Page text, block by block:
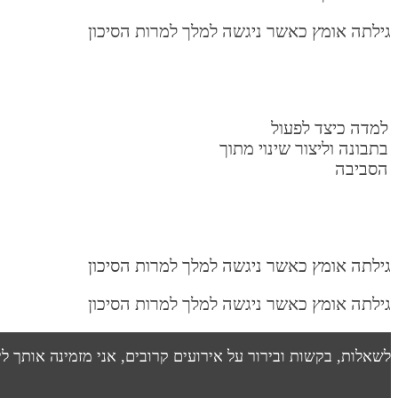
גילתה אומץ כאשר ניגשה למלך למרות הסיכון
למדה כיצד לפעול
בתבונה וליצור שינוי מתוך
הסביבה
גילתה אומץ כאשר ניגשה למלך למרות הסיכון
גילתה אומץ כאשר ניגשה למלך למרות הסיכון
לשאלות, בקשות ובירור על אירועים קרובים, אני מזמינה אותך